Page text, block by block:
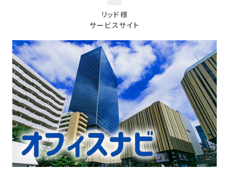
リッド様
サービスサイト